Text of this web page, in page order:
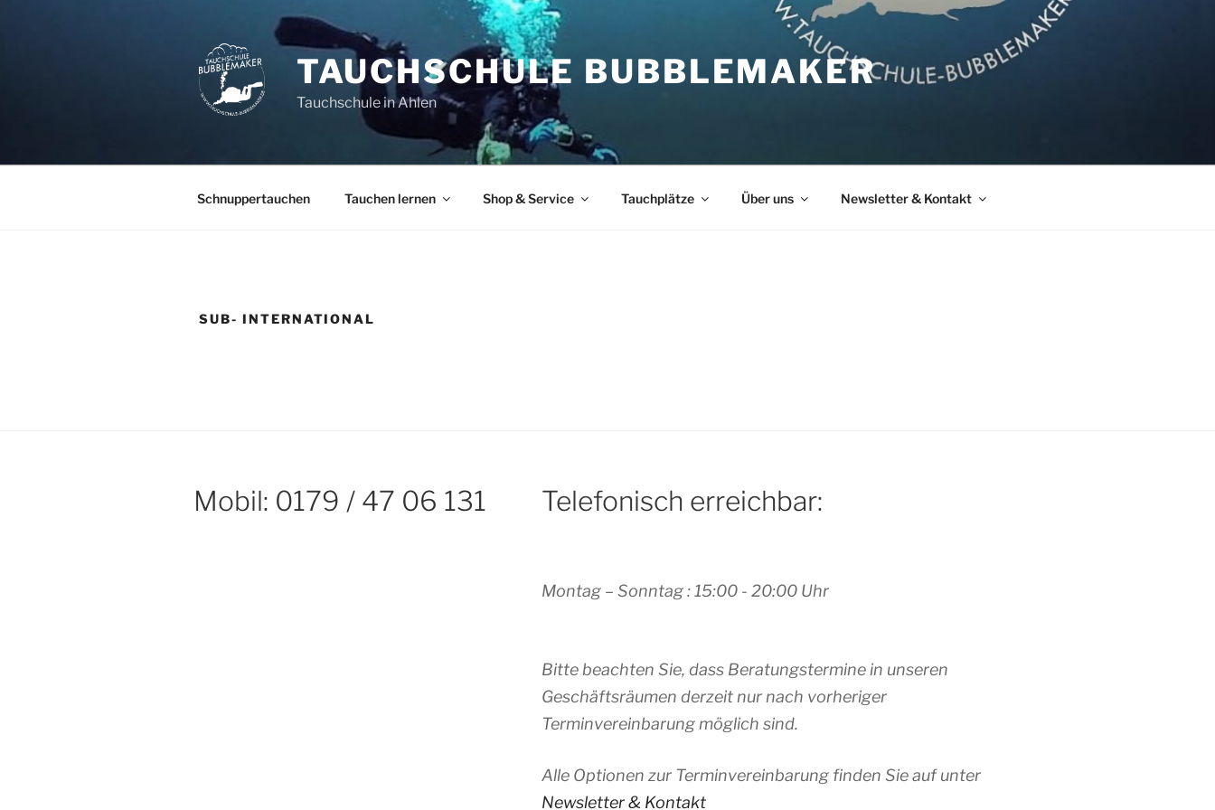
TAUCHSCHULE BUBBLEMAKER
Tauchschule in Ahlen
Schnuppertauchen Tauchen lernen Shop & Service Tauchplätze Über uns Newsletter & Kontakt
SUB- INTERNATIONAL
Mobil: 0179 / 47 06 131 Telefonisch erreichbar:
Montag – Sonntag : 15:00 - 20:00 Uhr
Bitte beachten Sie, dass Beratungstermine in unseren
Geschäftsräumen derzeit nur nach vorheriger
Terminvereinbarung möglich sind.
Alle Optionen zur Terminvereinbarung finden Sie auf unter
Newsletter & Kontakt